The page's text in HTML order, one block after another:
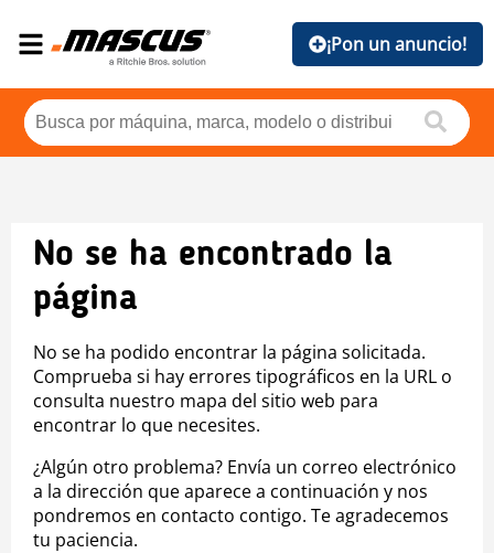
¡Pon un anuncio!
No se ha encontrado la
página
No se ha podido encontrar la página solicitada.
Comprueba si hay errores tipográficos en la URL o
consulta nuestro mapa del sitio web para
encontrar lo que necesites.
¿Algún otro problema? Envía un correo electrónico
a la dirección que aparece a continuación y nos
pondremos en contacto contigo. Te agradecemos
tu paciencia.